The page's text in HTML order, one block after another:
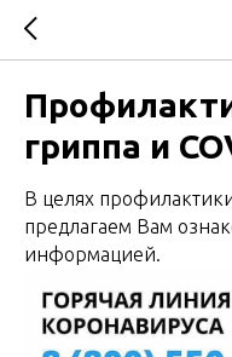
гриппа и
В целях
предлагаем Вам
информацией.